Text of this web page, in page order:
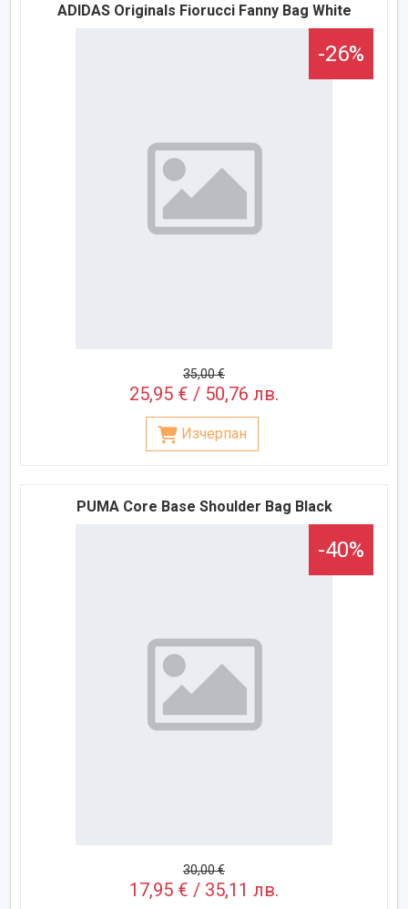
ADIDAS Originals Fiorucci Fanny Bag White
-26%
35,00 €
25,95 € / 50,76 лв.
Изчерпан
PUMA Core Base Shoulder Bag Black
-40%
30,00 €
17,95 € / 35,11 лв.